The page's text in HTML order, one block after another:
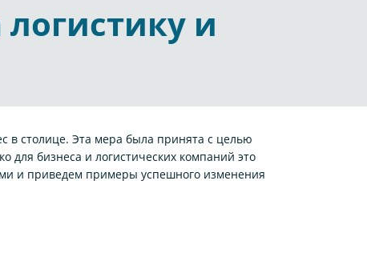
и
в столице. Эта мера была принята с целью
для бизнеса и логистических компаний это
и приведем примеры успешного изменения